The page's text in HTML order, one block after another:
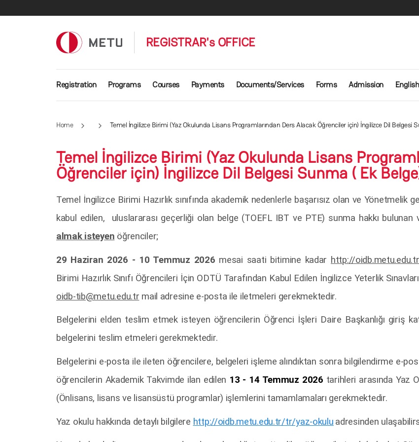
REGISTRAR's OFFICE
Main navigation
Registration Programs Courses Payments Documents/Services Forms Admission
Home Temel İngilizce Birimi (Yaz Okulunda Lisans Programlarından Ders Alacak Öğrenciler için) İngilizce Dil Belgesi
Temel İngilizce Birimi (Yaz Okulunda Lisans
Öğrenciler için) İngilizce Dil Belgesi Sunma ( Ek
Temel İngilizce Birimi Hazırlık sınıfında akademik nedenlerle başarısız olan ve
kabul edilen, uluslararası geçerliği olan belge (TOEFL IBT ve PTE) sunma hakkı bulunan
almak isteyen öğrenciler;
29 Haziran 2026 - 10 Temmuz 2026 mesai saati bitimine kadar http://
Birimi Hazırlık Sınıfı Öğrencileri İçin ODTÜ Tarafından Kabul Edilen İngilizce Yeterlik
oidb-tib@metu.edu.tr mail adresine e-posta ile iletmeleri gerekmektedir.
Belgelerini elden teslim etmek isteyen öğrencilerin Öğrenci İşleri Daire Başkanlığı giriş
belgelerini teslim etmeleri gerekmektedir.
Belgelerini e-posta ile ileten öğrencilere, belgeleri işleme alındıktan sonra bilgilendirme e-
öğrencilerin Akademik Takvimde ilan edilen 13 - 14 Temmuz 2026 tarihleri arasında Yaz
(Önlisans, lisans ve lisansüstü programlar) işlemlerini tamamlamaları gerekmektedir.
Yaz okulu hakkında detaylı bilgilere http://oidb.metu.edu.tr/tr/yaz-okulu adresinden